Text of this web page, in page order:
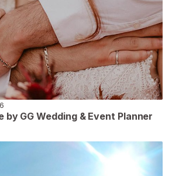
by GG Wedding & Event Planner